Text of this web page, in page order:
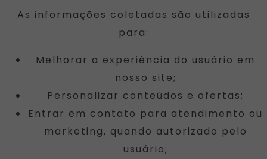
As informações coletadas são utilizadas
para:
Melhorar a experiência do usuário em
nosso site;
Personalizar conteúdos e ofertas;
Entrar em contato para atendimento ou
marketing, quando autorizado pelo
usuário;